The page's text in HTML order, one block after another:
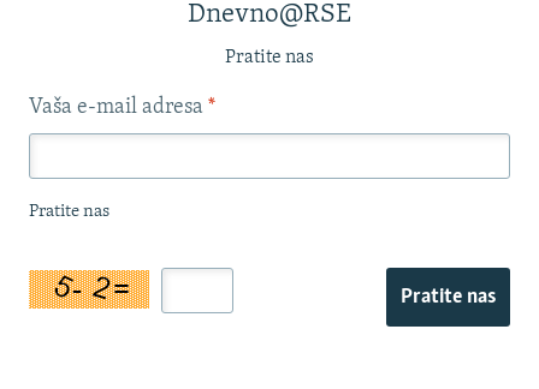
Dnevno@RSE
Pratite nas
Vaša e-mail adresa *
Pratite nas
Pratite nas